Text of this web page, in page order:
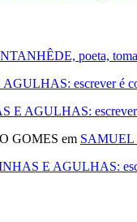
poeta, toma
escrever é
E AGULHAS: escrever
GOMES em SAMUEL
E AGULHAS: